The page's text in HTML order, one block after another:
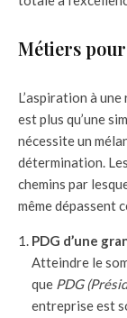
Métiers
L’aspiration à
est plus qu’une
nécessite un
détermination.
chemins par
même dépassent
PDG d’une
Atteindre le
que PDG
entreprise est